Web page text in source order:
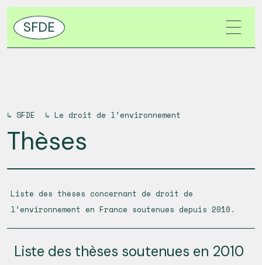
SFDE
↳ SFDE ↳ Le droit de l’environnement
Thèses
Liste des thèses concernant de droit de
l’environnement en France soutenues depuis 2010.
Liste des thèses soutenues en 2010